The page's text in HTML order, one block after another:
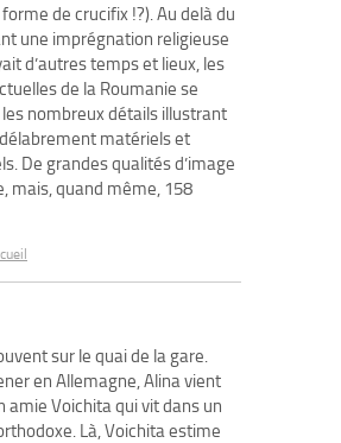
de crucifix !?). Au delà du
une imprégnation religieuse
d’autres temps et lieux, les
de la Roumanie se
nombreux détails illustrant
matériels et
De grandes qualités d’image
mais, quand même, 158
sur le quai de la gare.
en Allemagne, Alina vient
amie Voichita qui vit dans un
Là, Voichita estime